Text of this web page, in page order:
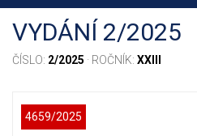
VYDÁNÍ 2/2025
ČÍSLO: 2/2025 · ROČNÍK: XXIII
4659/2025